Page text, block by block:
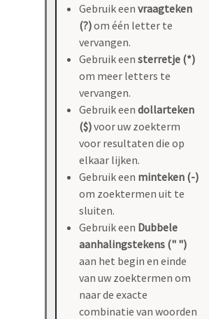
Gebruik een vraagteken
(?)om één letter te
vervangen.
Gebruik een sterretje (*)
om meer letters te
vervangen.
Gebruik een dollarteken
($)voor uw zoekterm
voor resultaten die op
elkaar lijken.
Gebruik een minteken (-)
om zoektermen uit te
sluiten.
Gebruik een Dubbele
aanhalingstekens (" ")
aan het begin en einde
van uw zoektermen om
naar de exacte
combinatie van woorden